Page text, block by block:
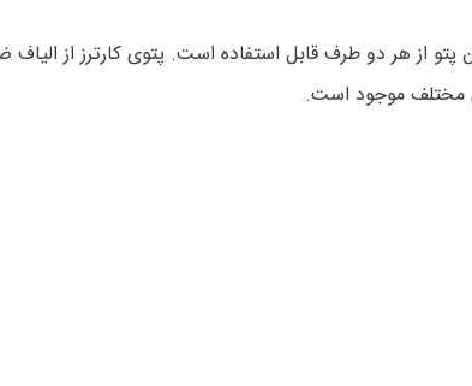
از هر دو طرف قابل استفاده است. پتوی کارترز از
مختلف موجود است.